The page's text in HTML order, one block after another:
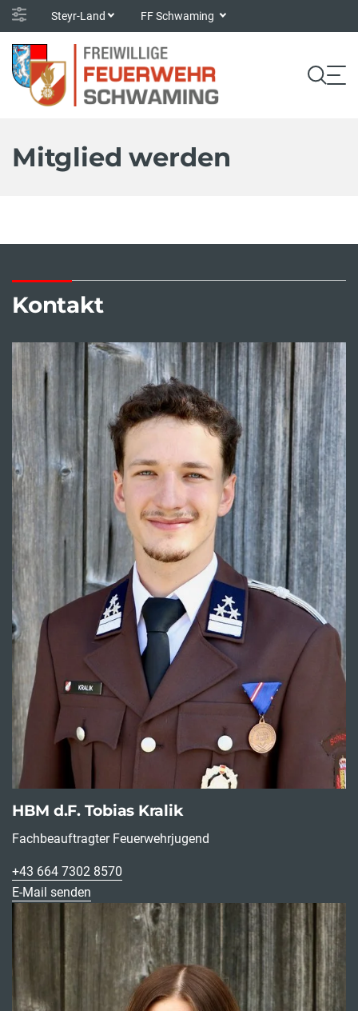
Steyr-Land FF Schwaming
Mitglied werden
Kontakt
HBM d.F. Tobias Kralik
Fachbeauftragter Feuerwehrjugend
+43 664 7302 8570
E-Mail senden